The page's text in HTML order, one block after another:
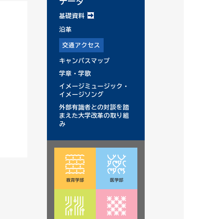
基礎資料
沿革
交通アクセス
キャンパスマップ
学章・学歌
イメージミュージック・
イメージソング
外部有識者との対談を踏
まえた大学改革の取り組
み